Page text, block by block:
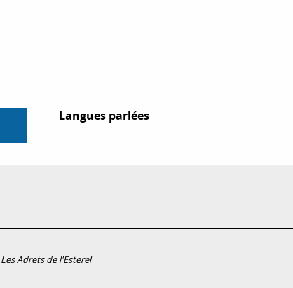
Langues parlées
Langues parlées
Adrets de l'Esterel